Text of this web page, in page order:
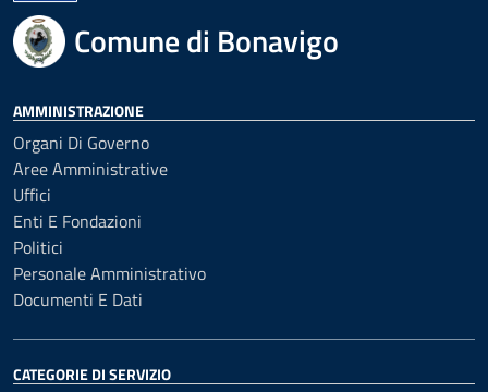
Comune di Bonavigo
AMMINISTRAZIONE
Organi Di Governo
Aree Amministrative
Uffici
Enti E Fondazioni
Politici
Personale Amministrativo
Documenti E Dati
CATEGORIE DI SERVIZIO